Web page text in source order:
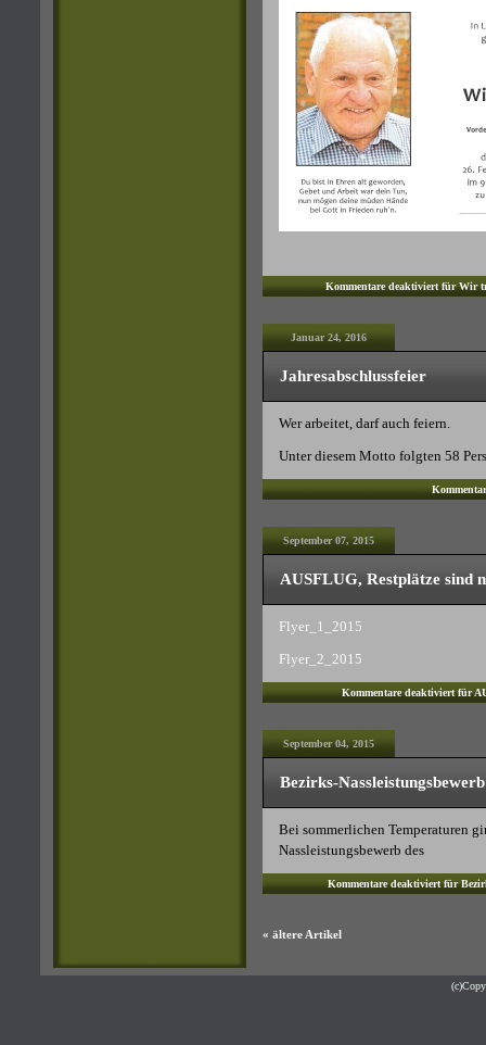
Kommentare deaktiviertfür Wir
Januar 24, 2016
Jahresabschlussfeier
Wer arbeitet, darf auch feiern.
Unter diesem Motto folgten 58
September 07, 2015
AUSFLUG, Restplätze sind
Flyer_1_2015
Flyer_2_2015
Kommentare deaktiviertfür
September 04, 2015
Bezirks-
Bei sommerlichen Temperaturen
Nassleistungsbewerb des
Kommentare deaktiviertfür
« ältere Artikel